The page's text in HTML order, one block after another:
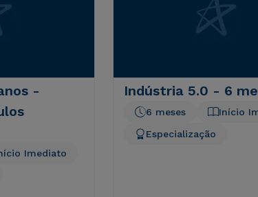
-
Imediato
Indústria 5.0 - 6
Início
6 meses
Especialização